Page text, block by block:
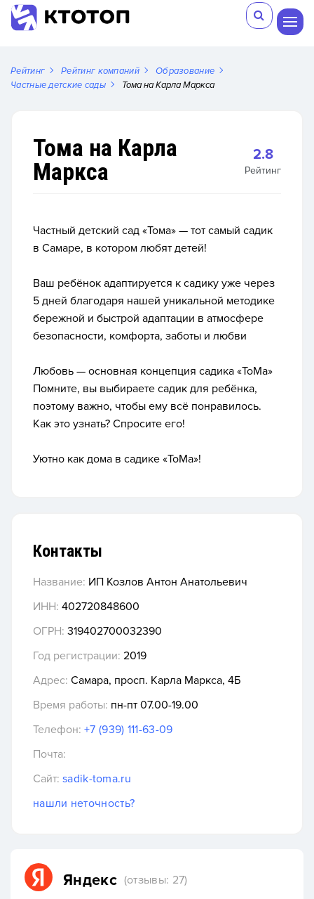
Рейтинг Рейтинг компаний
Образование
Частные детские сады
Тома на Карла Маркса
Тома на Карла
Маркса
2.8
Рейтинг
Частный детский сад «Тома» — тот самый садик
в Самаре, в котором любят детей!
Ваш ребёнок адаптируется к садику уже через
5 дней благодаря нашей уникальной методике
бережной и быстрой адаптации в атмосфере
безопасности, комфорта, заботы и любви
Любовь — основная концепция садика «ТоМа»
Помните, вы выбираете садик для ребёнка,
поэтому важно, чтобы ему всё понравилось.
Как это узнать? Спросите его!
Уютно как дома в садике «ТоМа»!
Контакты
Название: ИП Козлов Антон Анатольевич
ИНН: 402720848600
ОГРН: 319402700032390
Год регистрации: 2019
Адрес: Самара, просп. Карла Маркса, 4Б
Время работы: пн-пт 07.00-19.00
Телефон: +7 (939) 111-63-09
Почта:
Сайт: sadik-toma.ru
нашли неточность?
Яндекс (отзывы: 27)